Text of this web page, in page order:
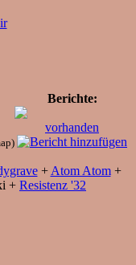
Berichte:
vorhanden
+ Atom Atom+
+ Resistenz '32